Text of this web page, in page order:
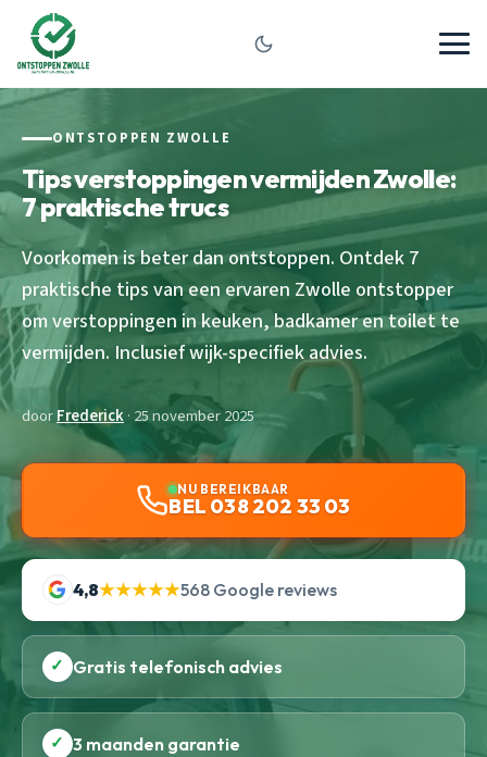
ONTSTOPPEN ZWOLLE
Tips verstoppingen vermijden Zwolle:
7 praktische trucs
Voorkomen is beter dan ontstoppen. Ontdek 7
praktische tips van een ervaren Zwolle ontstopper
om verstoppingen in keuken, badkamer en toilet te
vermijden. Inclusief wijk-specifiek advies.
doorFrederick· 25 november 2025
NU BEREIKBAAR
BEL 038 202 33 03
4,8★★★★★568 Google reviews
✓ Gratis telefonisch advies
✓ 3 maanden garantie